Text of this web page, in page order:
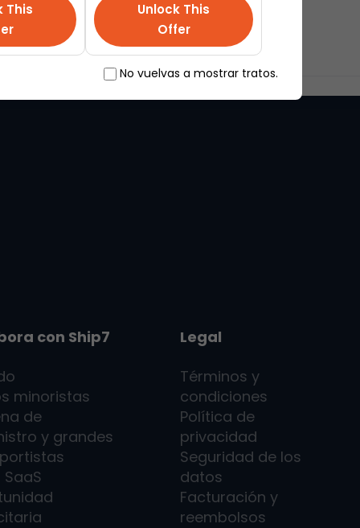
con Ship7
minoristas
de
y grandes
SaaS
Legal
Términos y
condiciones
Política de
privacidad
Seguridad de los
datos
Facturación y
reembolsos
This
Unlock This
Offer
No vuelvas a mostrar tratos.